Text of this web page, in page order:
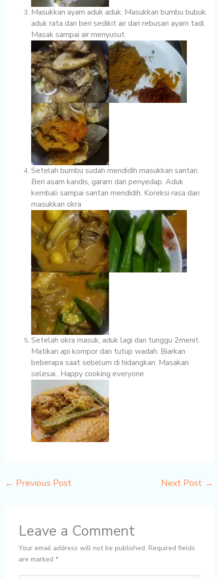
Masukkan ayam aduk aduk. Masukkan bumbu bubuk.
aduk rata dan beri sedikit air dari rebusan ayam tadi.
Masak sampai air menyusut.
Setelah bumbu sudah mendidih masukkan santan.
Beri asam kandis, garam dan penyedap. Aduk
kembali sampai santan mendidih. Koreksi rasa dan
masukkan okra
Setelah okra masuk, aduk lagi dan tunggu 2menit.
Matikan api kompor dan tutup wadah. Biarkan
beberapa saat sebelum di hidangkan. Masakan
selesai.. Happy cooking everyone
← Previous Post Next Post →
Leave a Comment
Your email address will not be published. Required fields
are marked *